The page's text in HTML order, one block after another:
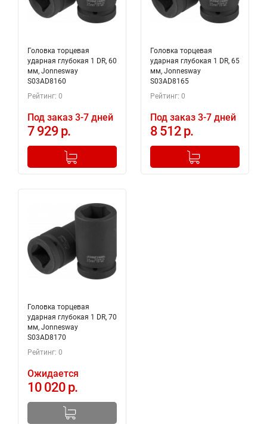
Головка торцевая
ударная глубокая 1 DR, 60
мм, Jonnesway
S03AD8160
Рейтинг: 0
Под заказ 3-7 дней
7 929 р.
+
Добавлено в корзину
Головка торцевая
ударная глубокая 1 DR, 65
мм, Jonnesway
S03AD8165
Рейтинг: 0
Под заказ 3-7 дней
8 512 р.
+
Добавлено в корзину
Головка торцевая
ударная глубокая 1 DR, 70
мм, Jonnesway
S03AD8170
Рейтинг: 0
Ожидается
10 020 р.